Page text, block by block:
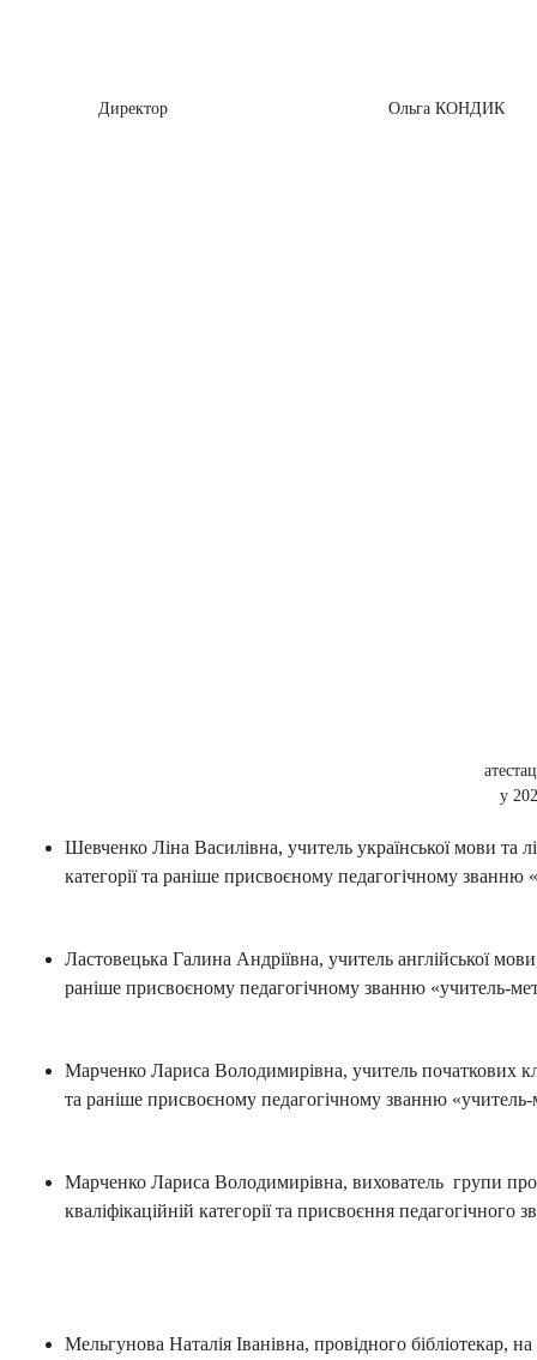
Директор Ольга КОНДИК
у
Шевченко Ліна Василівна, учитель української мови та
категорії та раніше присвоєному педагогічному званню
Ластовецька Галина Андріївна, учитель англійської
раніше присвоєному педагогічному званню «учитель-
Марченко Лариса Володимирівна, учитель початкових
та раніше присвоєному педагогічному званню «учитель-
Марченко Лариса Володимирівна, вихователь групи
кваліфікаційній категорії та присвоєння педагогічного
Мельгунова Наталія Іванівна, провідного бібліотекар,